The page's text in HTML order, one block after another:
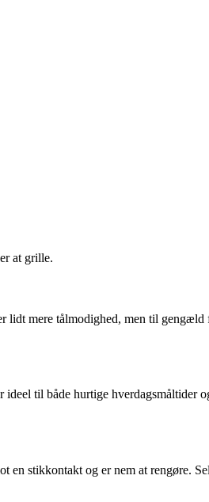
at grille.
mere tålmodighed, men til
til både hurtige hverdagsmåltider
stikkontakt og er nem at rengøre.